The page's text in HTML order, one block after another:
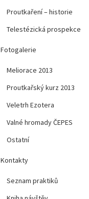
Proutkaření – historie
Telestézická prospekce
Fotogalerie
Meliorace 2013
Proutkařský kurz 2013
Veletrh Ezotera
Valné hromady ČEPES
Ostatní
Kontakty
Seznam praktiků